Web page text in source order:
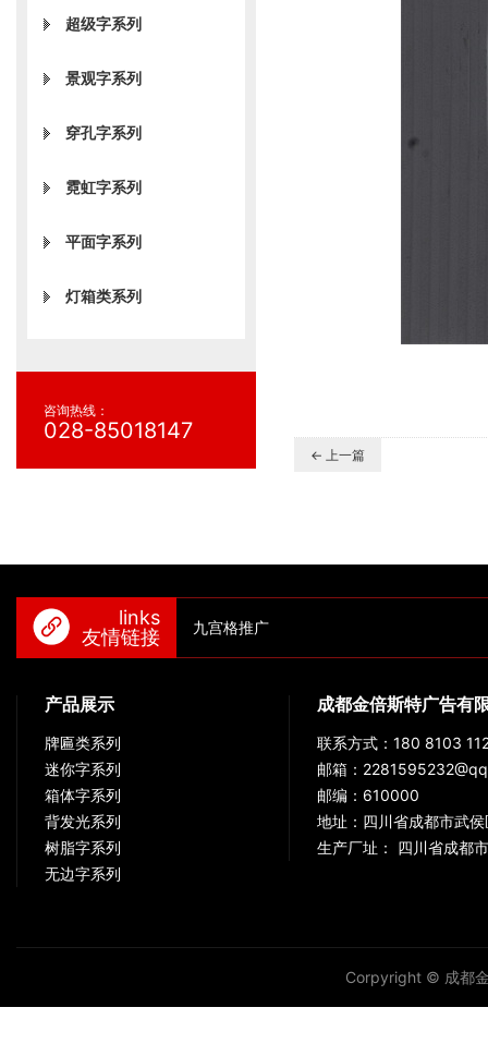
超级字系列
景观字系列
穿孔字系列
霓虹字系列
平面字系列
灯箱类系列
咨询热线：
028-85018147
← 上一篇
links
友情链接
九宫格推广
产品展示
牌匾类系列
迷你字系列
箱体字系列
背发光系列
树脂字系列
无边字系列
成都金倍斯特广告有
联系方式：180 8103
邮箱：
邮编：610000
地址：四川省成都市武
生产厂址： 四川省成都
Corpyright © 成都